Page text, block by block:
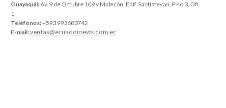
Guayaquil:Av. 9 de Octubre 109 y Malecón, Edif. Santistevan, Piso 3, Ofi.
1
Teléfonos:+593 993683742
E-mail:ventas@ecuadornews.com.ec